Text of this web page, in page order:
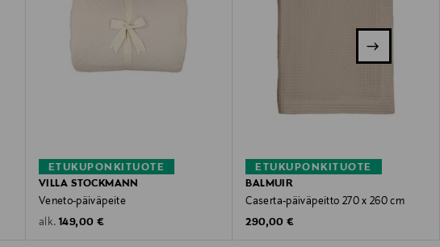
ETUKUPONKITUOTE
VILLA STOCKMANN
Veneto-päiväpeite
alk. Original Price
149,00 €
ETUKUPONKITUOTE
BALMUIR
Caserta-päiväpeitto 270 x 260 cm
Original Price
290,00 €